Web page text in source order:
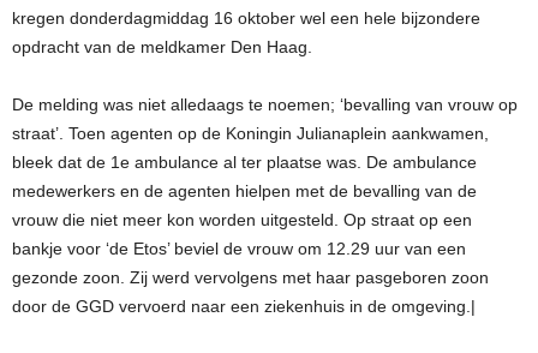
kregen donderdagmiddag 16 oktober wel een hele bijzondere
opdracht van de meldkamer Den Haag.
De melding was niet alledaags te noemen; ‘bevalling van vrouw op
straat’. Toen agenten op de Koningin Julianaplein aankwamen,
bleek dat de 1e ambulance al ter plaatse was. De ambulance
medewerkers en de agenten hielpen met de bevalling van de
vrouw die niet meer kon worden uitgesteld. Op straat op een
bankje voor ‘de Etos’ beviel de vrouw om 12.29 uur van een
gezonde zoon. Zij werd vervolgens met haar pasgeboren zoon
door de GGD vervoerd naar een ziekenhuis in de omgeving.|